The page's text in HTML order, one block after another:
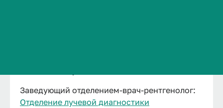
Заведующий отделением-врач-рентгенолог:
Отделение лучевой диагностики